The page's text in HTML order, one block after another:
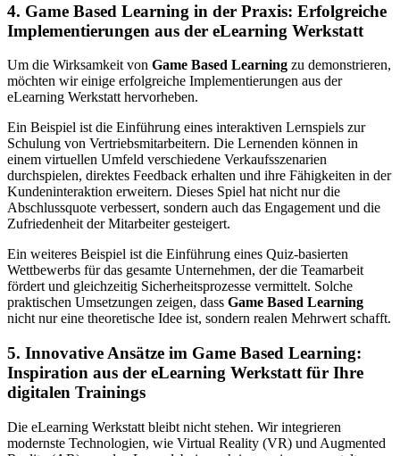
4. Game Based Learning in der Praxis: Erfolgreiche
Implementierungen aus der eLearning Werkstatt
Um die Wirksamkeit von Game Based Learning zu demonstrieren,
möchten wir einige erfolgreiche Implementierungen aus der
eLearning Werkstatt hervorheben.
Ein Beispiel ist die Einführung eines interaktiven Lernspiels zur
Schulung von Vertriebsmitarbeitern. Die Lernenden können in
einem virtuellen Umfeld verschiedene Verkaufsszenarien
durchspielen, direktes Feedback erhalten und ihre Fähigkeiten in der
Kundeninteraktion erweitern. Dieses Spiel hat nicht nur die
Abschlussquote verbessert, sondern auch das Engagement und die
Zufriedenheit der Mitarbeiter gesteigert.
Ein weiteres Beispiel ist die Einführung eines Quiz-basierten
Wettbewerbs für das gesamte Unternehmen, der die Teamarbeit
fördert und gleichzeitig Sicherheitsprozesse vermittelt. Solche
praktischen Umsetzungen zeigen, dass Game Based Learning
nicht nur eine theoretische Idee ist, sondern realen Mehrwert schafft.
5. Innovative Ansätze im Game Based Learning:
Inspiration aus der eLearning Werkstatt für Ihre
digitalen Trainings
Die eLearning Werkstatt bleibt nicht stehen. Wir integrieren
modernste Technologien, wie Virtual Reality (VR) und Augmented